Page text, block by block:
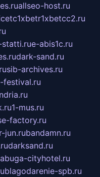
allseo-host.ru
e-abis1c.ru
dark-sand.ru
sib-archives.ru
festival.ru
1-mus.ru
factory.ru
jun.rubandamn.ru
darksand.ru
cityhotel.ru
blagodarenie-spb.ru